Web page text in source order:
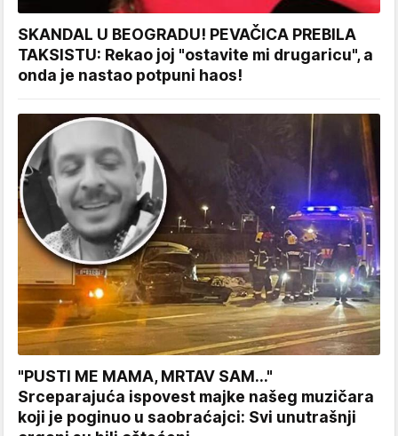
SKANDAL U BEOGRADU! PEVAČICA PREBILA
TAKSISTU: Rekao joj "ostavite mi drugaricu", a
onda je nastao potpuni haos!
"PUSTI ME MAMA, MRTAV SAM..."
Srceparajuća ispovest majke našeg muzičara
koji je poginuo u saobraćajci: Svi unutrašnji